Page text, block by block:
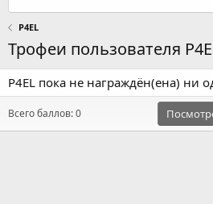
P4EL
Трофеи пользователя
P4EL пока не награждён(ена) ни
Всего баллов: 0